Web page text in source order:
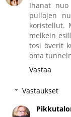
Ihanat
pullojen
koristellut.
melkein
tosi överit
oma
Vastaa
Vastaukset